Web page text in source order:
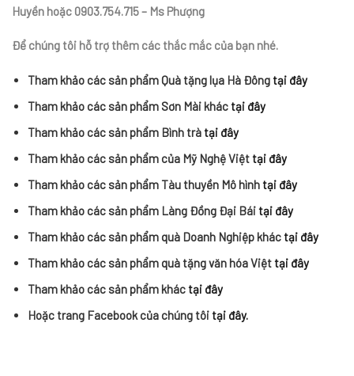
Huyền hoặc 0903.754.715 – Ms Phượng
Để chúng tôi hỗ trợ thêm các thắc mắc của bạn nhé.
Tham khảo các sản phẩm Quà tặng lụa Hà Đôngtại đây
Tham khảo các sản phẩm Sơn Mài kháctại đây
Tham khảo các sản phẩm Bình tràtại đây
Tham khảo các sản phẩm của Mỹ Nghệ Việttại đây
Tham khảo các sản phẩm Tàu thuyền Mô hìnhtại đây
Tham khảo các sản phẩm Làng Đồng Đại Báitại đây
Tham khảo các sản phẩm quà Doanh Nghiệp kháctại đây
Tham khảo các sản phẩm quà tặng văn hóa Việttại đây
Tham khảo các sản phẩm kháctại đây
Hoặc trang Facebook của chúng tôitại đây.